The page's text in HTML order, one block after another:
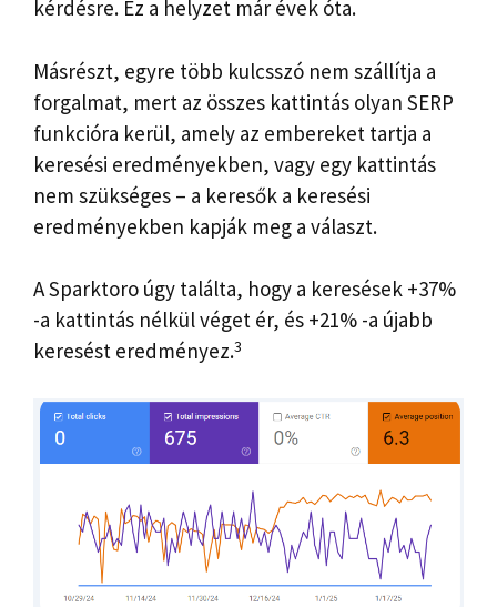
kérdésre. Ez a helyzet már évek óta.
Másrészt, egyre több kulcsszó nem szállítja a
forgalmat, mert az összes kattintás olyan SERP
funkcióra kerül, amely az embereket tartja a
keresési eredményekben, vagy egy kattintás
nem szükséges – a keresők a keresési
eredményekben kapják meg a választ.
A Sparktoro úgy találta, hogy a keresések +37%
-a kattintás nélkül véget ér, és +21% -a újabb
keresést eredményez.3